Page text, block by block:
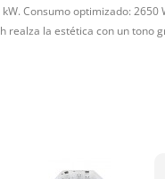
Consumo optimizado: 2650
la estética con un